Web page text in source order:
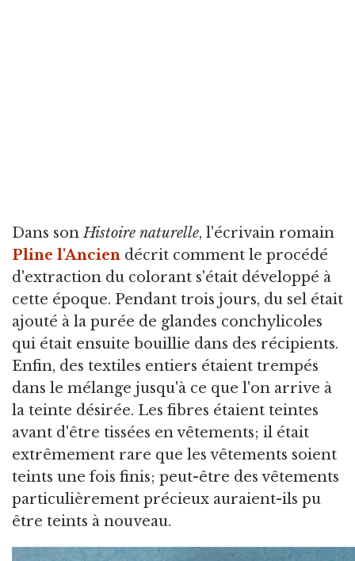
Dans sonHistoire naturelle, l'écrivain romain
Pline l'Ancien décrit comment le procédé
d'extraction du colorant s'était développé à
cette époque. Pendant trois jours, du sel était
ajouté à la purée de glandes conchylicoles
qui était ensuite bouillie dans des récipients.
Enfin, des textiles entiers étaient trempés
dans le mélange jusqu'à ce que l'on arrive à
la teinte désirée. Les fibres étaient teintes
avant d'être tissées en vêtements; il était
extrêmement rare que les vêtements soient
teints une fois finis; peut-être des vêtements
particulièrement précieux auraient-ils pu
être teints à nouveau.